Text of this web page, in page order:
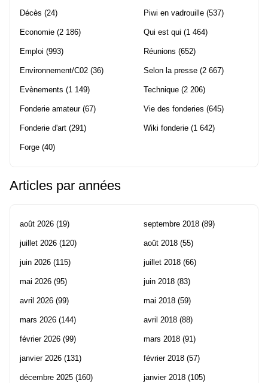
Décès (24)
Economie (2 186)
Emploi (993)
Environnement/C02 (36)
Evènements (1 149)
Fonderie amateur(67)
Fonderie d'art (291)
Forge (40)
Piwi en vadrouille (537)
Qui est qui (1 464)
Réunions (652)
Selon la presse (2 667)
Technique (2 206)
Vie des fonderies (645)
Wiki fonderie (1 642)
Articles par années
août 2026 (19)
juillet 2026 (120)
juin 2026 (115)
mai 2026 (95)
avril 2026 (99)
mars 2026 (144)
février 2026 (99)
janvier 2026 (131)
décembre 2025 (160)
septembre 2018 (89)
août 2018 (55)
juillet 2018 (66)
juin 2018 (83)
mai 2018 (59)
avril 2018 (88)
mars 2018 (91)
février 2018 (57)
janvier 2018 (105)